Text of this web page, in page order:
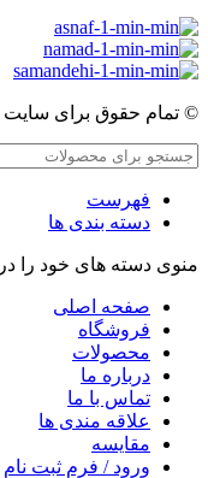
© تمام حقوق برای سایت
فهرست
دسته بندی ها
منوی دسته های خود را در Header builder -> Mobile -> Mobile menu menu -> Show/Hide -> Choose menu تنظیم کنید.
صفحه اصلی
فروشگاه
محصولات
درباره ما
تماس با ما
علاقه مندی ها
مقایسه
ورود / فرم ثبت نام